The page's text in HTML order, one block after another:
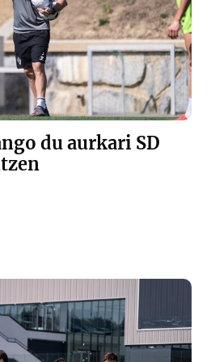
du aurkari SD